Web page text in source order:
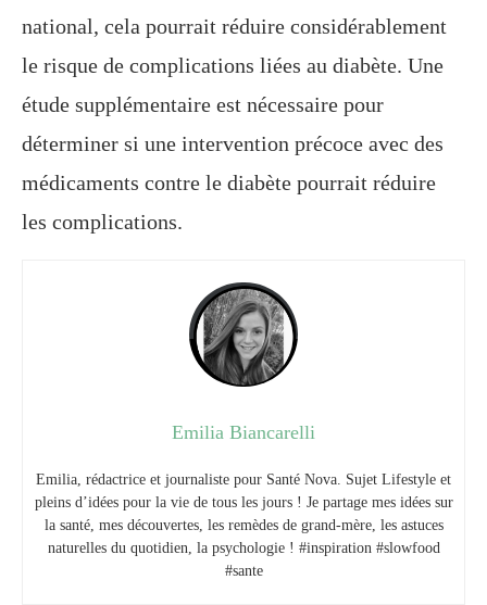
national, cela pourrait réduire considérablement
le risque de complications liées au diabète. Une
étude supplémentaire est nécessaire pour
déterminer si une intervention précoce avec des
médicaments contre le diabète pourrait réduire
les complications.
Emilia Biancarelli
Emilia, rédactrice et journaliste pour Santé Nova. Sujet Lifestyle et
pleins d’idées pour la vie de tous les jours ! Je partage mes idées sur
la santé, mes découvertes, les remèdes de grand-mère, les astuces
naturelles du quotidien, la psychologie ! #inspiration #slowfood
#sante